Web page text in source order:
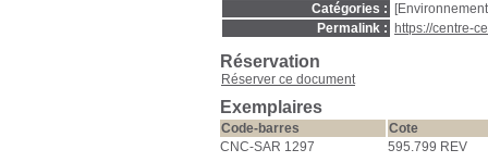
Catégories :
Permalink :
https://centre-
Réservation
Réserver ce document
Exemplaires
Code-barres
Cote
CNC-SAR 1297
595.799 REV